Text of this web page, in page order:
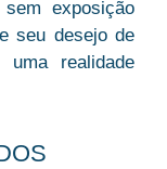
exposição
seu desejo de
uma realidade